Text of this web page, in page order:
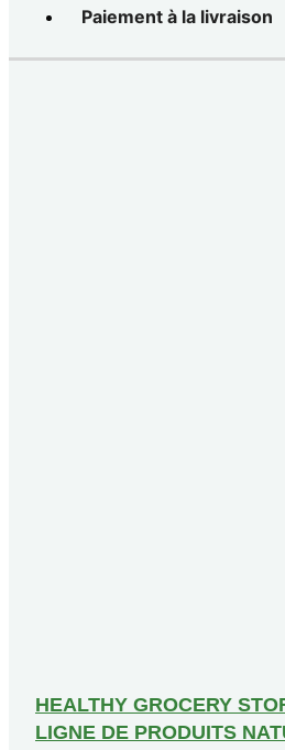
Paiement à la livraison
HEALTHY GROCERY
LIGNE DE PRODUITS